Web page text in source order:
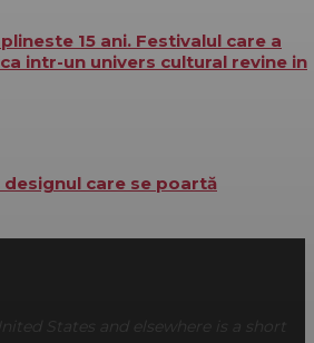
15 ani. Festivalul care a
intr-un univers cultural revine in
designul care se poartă
States and elsewhere is a short